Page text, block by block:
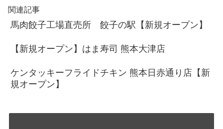
関連記事
馬肉餃子工場直売所 餃子の駅【新規オープン】
【新規オープン】はま寿司 熊本大津店
ケンタッキーフライドチキン 熊本日赤通り店【新
規オープン】